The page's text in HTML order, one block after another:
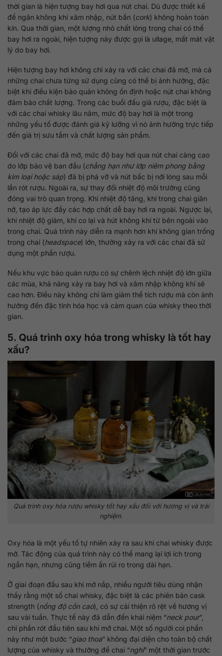
thời gian là hiện tượng bay hơi qua nút chai. Dù được thiết kế
để ngăn không khí xâm nhập, nút bần (cork) không hoàn toàn
kín. Qua thời gian, một lượng nhỏ chất lỏng trong chai có thể
bay hơi ra ngoài, hiện tượng này được gọi là ullage, mất mát vật
lý do bay hơi.
Hiện tượng bay hơi không chỉ xảy ra với các chai đã mở, mà cả
những chai chưa từng sử dụng cũng có thể bị ảnh hưởng, đặc
biệt khi điều kiện bảo quản không ổn định hoặc nút chai không
đảm bảo chất lượng. Trong các buổi đấu giá rượu, đặc biệt là
với các chai whisky lâu năm, mức độ bay hơi là một trong
những yếu tố được đánh giá kỹ lưỡng vì nó ảnh hưởng trực tiếp
đến giá trị sưu tầm và chất lượng sản phẩm.
Đối với các chai đã mở, mức độ bay hơi qua nút chai càng cao
do lớp bảo vệ ban đầu (chẳng hạn như lớp niêm phong bằng
kim loại hoặc sáp) đã bị phá vỡ và nút bấc bị nới lỏng sau mỗi
lần rót rượu. Ngoài ra, sự thay đổi nhiệt độ môi trường cũng
đóng vai trò quan trọng. Khi nhiệt độ tăng, khí trong chai giãn
nở, tạo áp lực đẩy các hợp chất dễ bay hơi ra ngoài. Ngược lại,
khi nhiệt độ giảm, khí co lại và hút không khí từ bên ngoài vào
trong chai. Quá trình này diễn ra mạnh hơn khi không gian trống
trong chai (headspace) lớn, thường xảy ra với các chai đã sử
dụng một phần rượu.
Nếu khu vực bảo quản rượu có sự chênh lệch nhiệt độ lớn giữa
các mùa, khả năng xảy ra bay hơi và xâm nhập không khí sẽ
cao hơn. Điều này không chỉ làm giảm thể tích rượu mà còn ảnh
hưởng đến đặc tính hóa học và cảm quan của whisky theo thời
gian.
5. Quá trình oxy hóa trong whisky là tốt hay
xấu?
Quá trình oxy hóa rượu whisky tốt hay xấu đối với hương vị và trải
nghiệm.
Oxy hóa là một yếu tố tự nhiên xảy ra sau khi chai whisky được
mở. Tác động của quá trình này có thể mang lại lợi ích trong
ngắn hạn, nhưng cũng tiềm ẩn rủi ro trong dài hạn.
Ở giai đoạn đầu sau khi mở nắp, nhiều người tiêu dùng nhận
thấy rằng một số chai whisky, đặc biệt là các phiên bản cask
strength (nồng độ cồn cao), có sự cải thiện rõ rệt về hương vị
sau vài tuần. Thực tế này đã dẫn đến khái niệm “neck pour”,
chỉ phần rót đầu tiên sau khi mở chai. Một số người coi phần
này như một bước “giao thoa” không đại diện cho toàn bộ chất
lượng của whisky và thường để chai “nghỉ” một thời gian trước